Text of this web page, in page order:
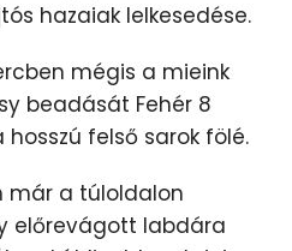
hazaiak lelkesedése.
mégis a mieink
beadását Fehér 8
felső sarok fölé.
már a túloldalon
előrevágott labdára